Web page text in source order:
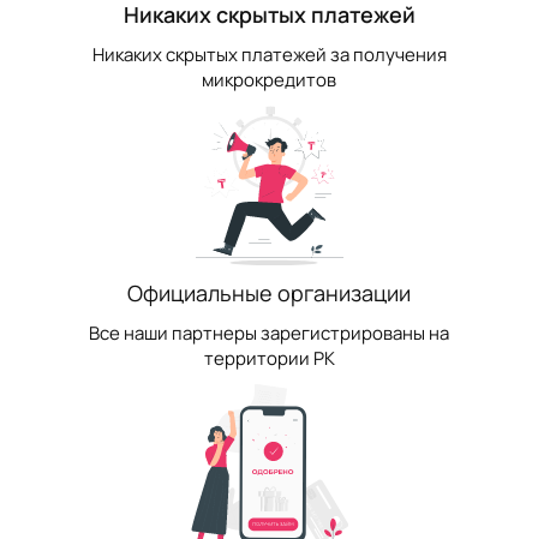
Никаких скрытых платежей
Никаких скрытых платежей за получения
микрокредитов
Официальные организации
Все наши партнеры зарегистрированы на
территории РК